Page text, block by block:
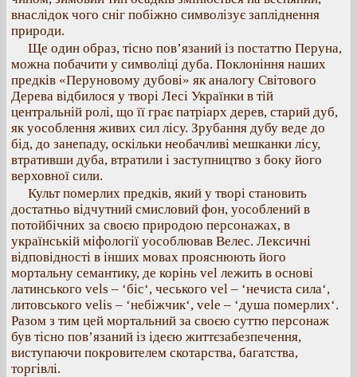
внаслідок чого сніг побіжно символізує запліднення
природи.
Ще один образ, тісно пов’язаний із постаттю Перуна,
можна побачити у символіці дуба. Поклоніння наших
предків «Перуновому дубові» як аналогу Світового
Дерева відбилося у творі Лесі Українки в тій
центральній ролі, що її грає патріарх дерев, старий дуб,
як уособлення живих сил лісу. Зрубання дубу веде до
бід, до занепаду, оскільки необачливі мешканки лісу,
втративши дуба, втратили і заступництво з боку його
верховної сили.
Культ померлих предків, який у творі становить
достатньо відчутний смисловий фон, уособлений в
потойбічних за своєю природою персонажах, в
українській міфології уособлював Велес. Лексичні
відповідності в інших мовах прояснюють його
мортальну семантику, де корінь vel лежить в основі
латинського vels – ‘біс‘, чеського vel – ‘нечиста сила‘,
литовського velis – ‘небіжчик‘, vele – ‘душа померлих‘.
Разом з тим цей мортальний за своєю суттю персонаж
був тісно пов’язаний із ідеєю життєзабезпечення,
виступаючи покровителем скотарства, багатства,
торгівлі.